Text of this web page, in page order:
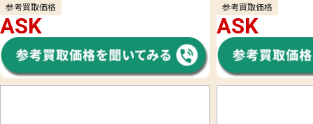
参考買取価格
ASK
参考買取価格
ASK